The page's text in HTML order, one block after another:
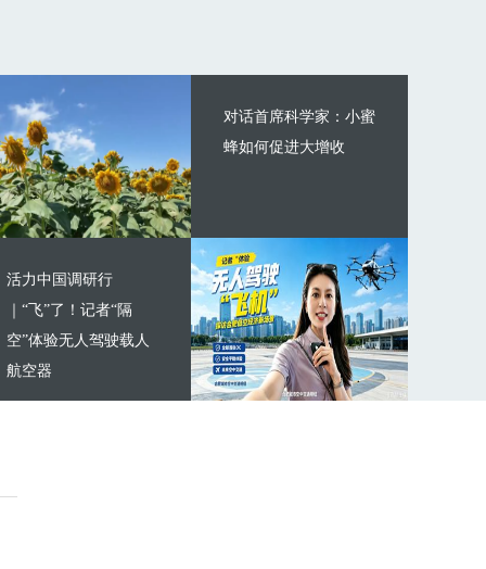
对话首席科学家：小蜜
蜂如何促进大增收
活力中国调研行
｜“飞”了！记者“隔
空”体验无人驾驶载人
航空器